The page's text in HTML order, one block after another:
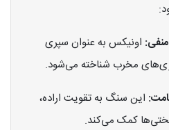
اونیکس به عنوان سپری
مخرب شناخته می‌شود.
این سنگ به تقویت اراده،
سختی‌ها کمک می‌کند.